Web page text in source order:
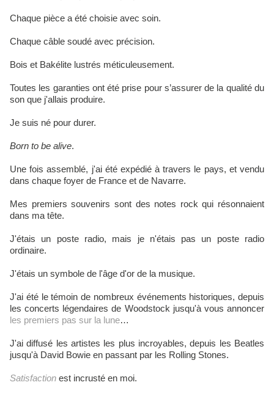
Chaque pièce a été choisie avec soin.
Chaque câble soudé avec précision.
Bois et Bakélite lustrés méticuleusement.
Toutes les garanties ont été prise pour s’assurer de la qualité du
son que j'allais produire.
Je suis né pour durer.
Born to be alive.
Une fois assemblé, j'ai été expédié à travers le pays, et vendu
dans chaque foyer de France et de Navarre.
Mes premiers souvenirs sont des notes rock qui résonnaient
dans ma tête.
J'étais un poste radio, mais je n'étais pas un poste radio
ordinaire.
J'étais un symbole de l'âge d'or de la musique.
J'ai été le témoin de nombreux événements historiques, depuis
les concerts légendaires de Woodstock jusqu'à vous annoncer
les premiers pas sur la lune…
J'ai diffusé les artistes les plus incroyables, depuis les Beatles
jusqu'à David Bowie en passant par les Rolling Stones.
Satisfaction est incrusté en moi.